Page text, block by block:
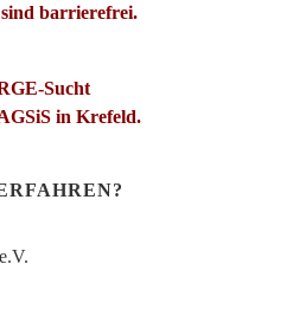
barrierefrei.
Sucht
in Krefeld.